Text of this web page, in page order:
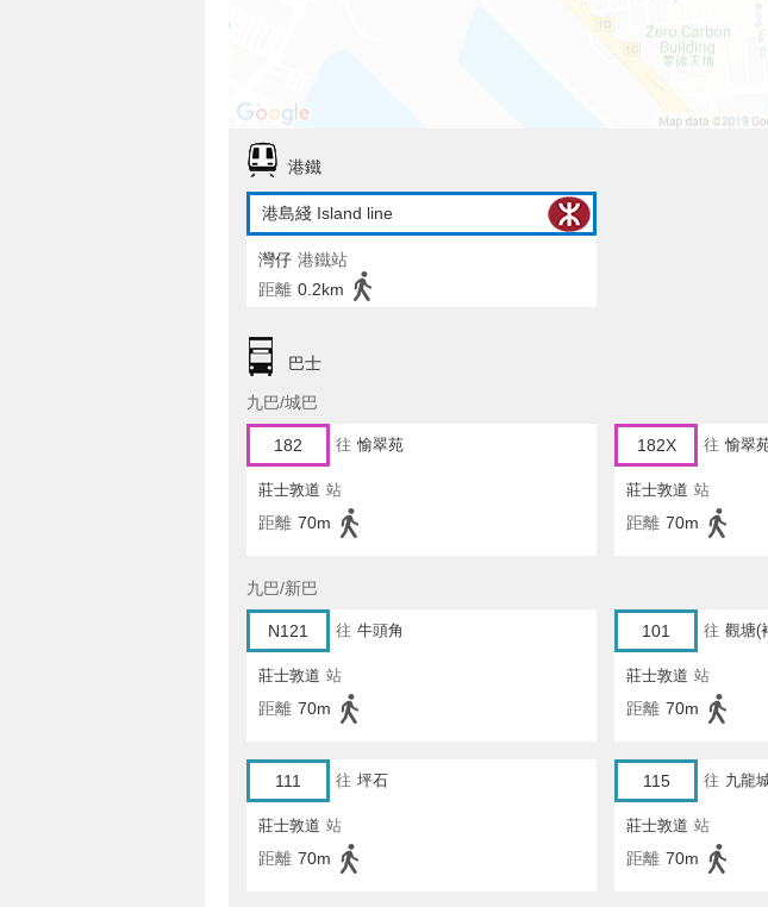
港鐵
港島綫 Island line
灣仔 港鐵站
距離 0.2km
巴士
九巴/城巴
182 往 愉翠苑
莊士敦道 站
距離 70m
182X 往 愉翠
莊士敦道 站
距離 70m
九巴/新巴
N121 往 牛頭角
莊士敦道 站
距離 70m
101 往 觀塘(
莊士敦道 站
距離 70m
111 往 坪石
莊士敦道 站
距離 70m
115 往 九龍
莊士敦道 站
距離 70m